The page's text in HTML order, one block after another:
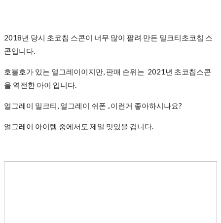
2018년 당시 초코칩 스콘이 너무 많이 팔려 만든 밀크티초코칩 스
콘입니다.
호불호가 있는 얼그레이이지만, 판매 순위는 2021년 초코칩스콘
을 역전한 아이 입니다.
얼그레이 밀크티, 얼그레이 쉬폰 ..이런거 좋아하시나요?
얼그레이 아이템 중에서도 제일 맛있을 겁니다.